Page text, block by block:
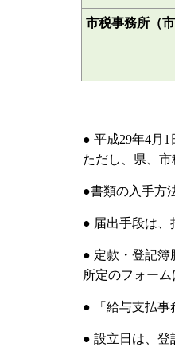
市税事務所（市
● 平成29年4月1
ただし、県、市
●書類の入手方
● 届出手段は、
● 定款・登記簿
所定のフォー
● 「給与支払事
● 設立日は、登